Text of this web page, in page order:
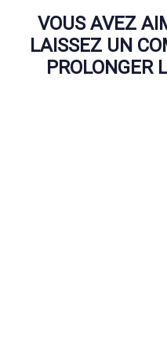
VOUS AVEZ
LAISSEZ UN
PROLONGER